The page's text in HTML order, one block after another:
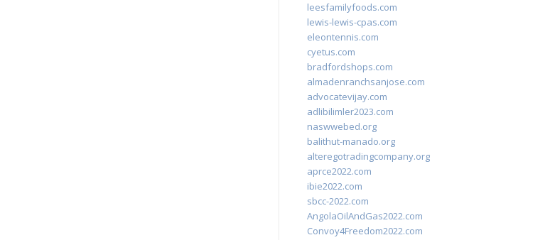
leesfamilyfoods.com
lewis-lewis-cpas.com
eleontennis.com
cyetus.com
bradfordshops.com
almadenranchsanjose.com
advocatevijay.com
adlibilimler2023.com
naswwebed.org
balithut-manado.org
alteregotradingcompany.org
aprce2022.com
ibie2022.com
sbcc-2022.com
AngolaOilAndGas2022.com
Convoy4Freedom2022.com